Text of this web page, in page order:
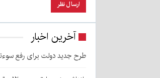
آخرین اخبار
طرح جدید دولت برای رفع